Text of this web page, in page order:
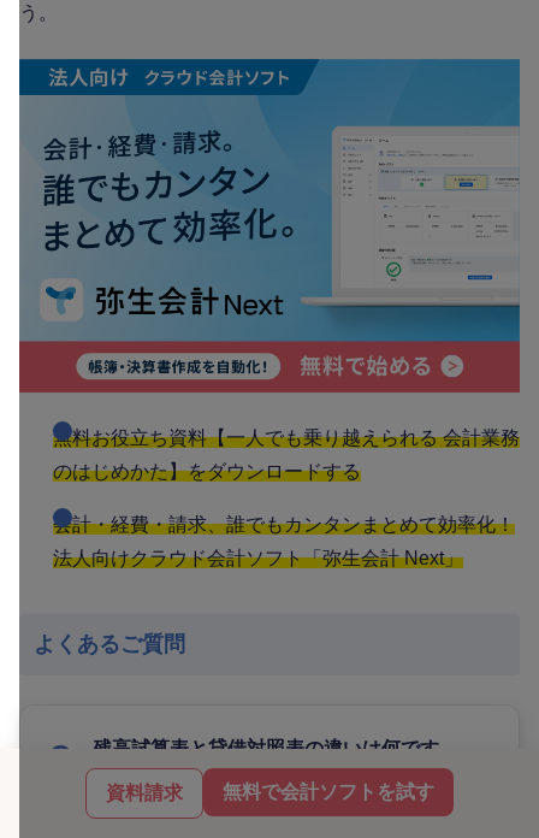
資料請求 無料で会計ソフトを試す
う。
無料お役立ち資料【一人でも乗り越えられる 会計業務
のはじめかた】をダウンロードする
会計・経費・請求、誰でもカンタンまとめて効率化！
法人向けクラウド会計ソフト「弥生会計 Next」
よくあるご質問
残高試算表と貸借対照表の違いは何です